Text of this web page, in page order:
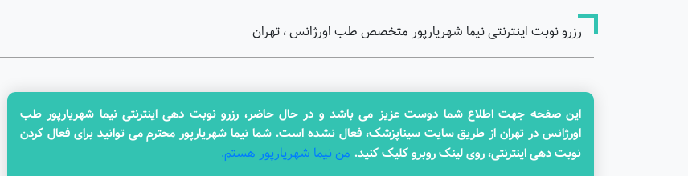
رزرو نوبت اینترنتی نیما شهریارپور متخصص طب اورژانس ، تهران
این صفحه جهت اطلاع شما دوست عزیز می باشد و در حال حاضر، رزرو نوبت دهی اینترنتی نیما شهریارپور طب
اورژانس در تهران از طریق سایت سیناپزشک، فعال نشده است. شما نیما شهریارپور محترم می توانید برای فعال کردن
نوبت دهی اینترنتی، روی لینک روبرو کلیک کنید. من نیما شهریارپور هستم.